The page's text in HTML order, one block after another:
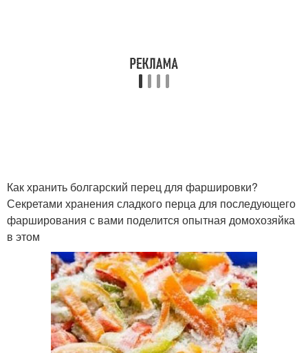
Как хранить болгарский перец для фаршировки?
Секретами хранения сладкого перца для последующего
фарширования с вами поделится опытная домохозяйка
в этом